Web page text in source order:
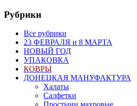
Рубрики
Все рубрики
23 ФЕВРАЛЯ и 8 МАРТА
НОВЫЙ ГОД
УПАКОВКА
КОВРЫ
ДОНЕЦКАЯ МАНУФАКТУРА
Халаты
Салфетки